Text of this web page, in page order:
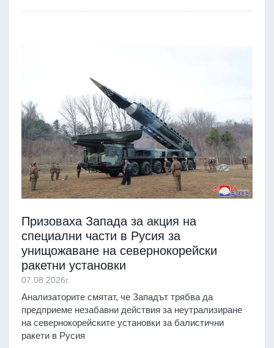
Призоваха Запада за акция на
специални части в Русия за
унищожаване на севернокорейски
ракетни установки
07.08.2026г.
Анализаторите смятат, че Западът трябва да
предприеме незабавни действия за неутрализиране
на севернокорейските установки за балистични
ракети в Русия